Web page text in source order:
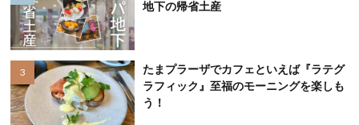
地下の帰省土産
たまプラーザでカフェといえば『ラテグ
ラフィック』至福のモーニングを楽しも
う！